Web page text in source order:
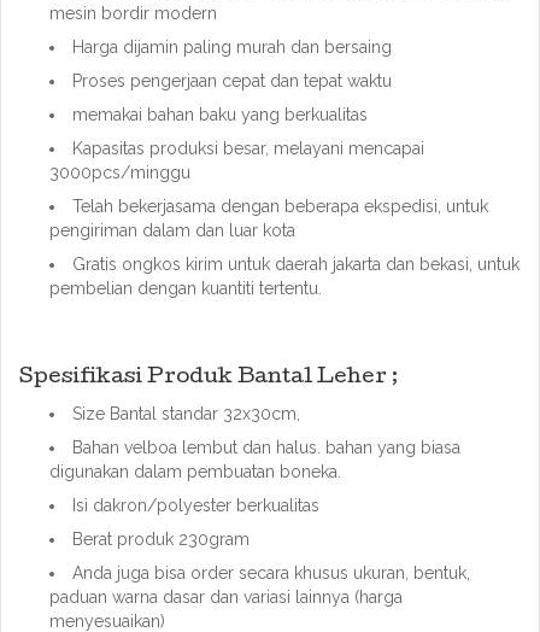
mesin bordir modern
Harga dijamin paling murah dan bersaing
Proses pengerjaan cepat dan tepat waktu
memakai bahan baku yang berkualitas
Kapasitas produksi besar, melayani mencapai
3000pcs/minggu
Telah bekerjasama dengan beberapa ekspedisi, untuk
pengiriman dalam dan luar kota
Gratis ongkos kirim untuk daerah jakarta dan bekasi, untuk
pembelian dengan kuantiti tertentu.
Spesifikasi Produk Bantal Leher ;
Size Bantal standar 32x30cm,
Bahan velboa lembut dan halus. bahan yang biasa
digunakan dalam pembuatan boneka.
Isi dakron/polyester berkualitas
Berat produk 230gram
Anda juga bisa order secara khusus ukuran, bentuk,
paduan warna dasar dan variasi lainnya (harga
menyesuaikan)